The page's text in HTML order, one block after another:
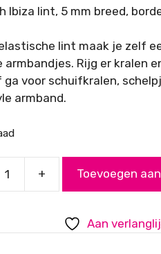
Ibiza lint, 5 mm breed,
lint maak je zelf
armbandjes. Rijg er kralen
voor schuifkralen,
armband.
+ Toevoegen
Aan